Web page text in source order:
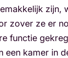
zijn,
zover ze er
functie
een kamer in